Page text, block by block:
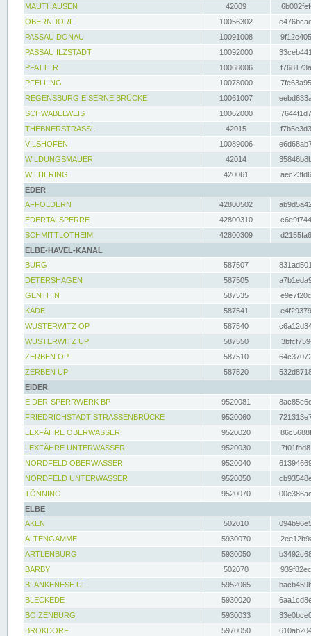
MAUTHAUSEN
42009
OBERNDORF
10056302
PASSAU DONAU
10091008
PASSAU ILZSTADT
10092000
PFATTER
10068006
PFELLING
10078000
REGENSBURG EISERNE BRÜCKE
10061007
SCHWABELWEIS
10062000
THEBNERSTRASSL
42015
VILSHOFEN
10089006
WILDUNGSMAUER
42014
WILHERING
420061
EDER
AFFOLDERN
42800502
EDERTALSPERRE
42800310
SCHMITTLOTHEIM
42800309
ELBE-HAVEL-KANAL
BURG
587507
DETERSHAGEN
587505
GENTHIN
587535
KADE
587541
WUSTERWITZ OP
587540
WUSTERWITZ UP
587550
ZERBEN OP
587510
ZERBEN UP
587520
EIDER
EIDER-SPERRWERK BP
9520081
FRIEDRICHSTADT STRASSENBRÜCKE
9520060
LEXFÄHRE OBERWASSER
9520020
LEXFÄHRE UNTERWASSER
9520030
NORDFELD OBERWASSER
9520040
NORDFELD UNTERWASSER
9520050
TÖNNING
9520070
ELBE
AKEN
502010
ALTENGAMME
5930070
ARTLENBURG
5930050
BARBY
502070
BLANKENESE UF
5952065
BLECKEDE
5930020
BOIZENBURG
5930033
BROKDORF
5970050